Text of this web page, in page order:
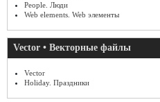
People. Люди
Web elements. Web элементы
Vector • Векторные файлы
Vector
Holiday. Праздники